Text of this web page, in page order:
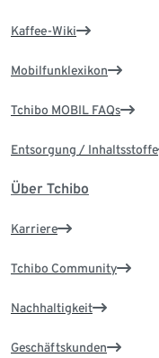
Kaffee-Wiki
Mobilfunklexikon
Tchibo MOBIL FAQs
Entsorgung / Inhaltsstoffe
Über Tchibo
Karriere
Tchibo Community
Nachhaltigkeit
Geschäftskunden